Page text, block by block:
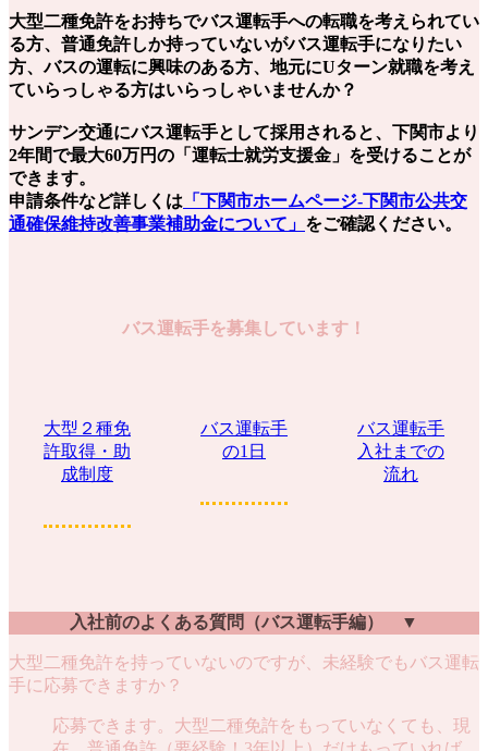
大型二種免許をお持ちでバス運転手への転職を考えられてい
る方、普通免許しか持っていないがバス運転手になりたい
方、バスの運転に興味のある方、地元にUターン就職を考え
ていらっしゃる方はいらっしゃいませんか？
サンデン交通にバス運転手として採用されると、下関市より
2年間で最大60万円の「運転士就労支援金」を受けることが
できます。
申請条件など詳しくは 「下関市ホームページ-下関市公共交
通確保維持改善事業補助金について」 をご確認ください。
バス運転手を募集しています！
大型２種免
許取得 ・助
成制度
バス運転手
の1日
バス運転手
入社までの
流れ
入社前のよくある質問（バス運転手編） ▼
大型二種免許を持っていないのですが、未経験でもバス運転
手に応募できますか？
応募できます。大型二種免許をもっていなくても、現